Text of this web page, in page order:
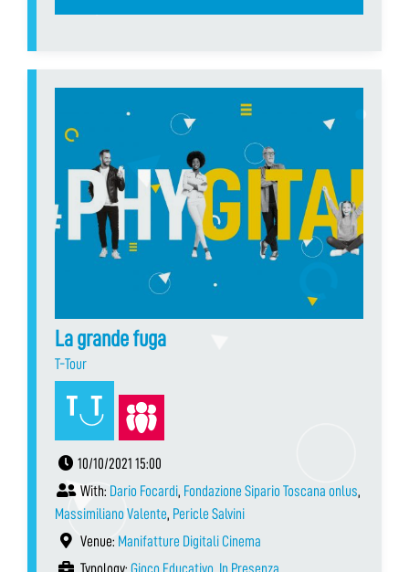
La grande fuga
T-Tour
10/10/2021 15:00
With: Dario Focardi, Fondazione Sipario Toscana onlus,
Massimiliano Valente, Pericle Salvini
Venue: Manifatture Digitali Cinema